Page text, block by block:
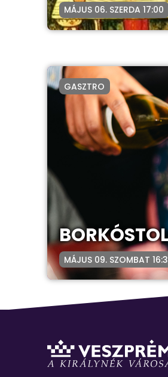
MÁJUS 06. SZERDA 17:00
GASZTRO
MÁJUS 09. SZOMBAT